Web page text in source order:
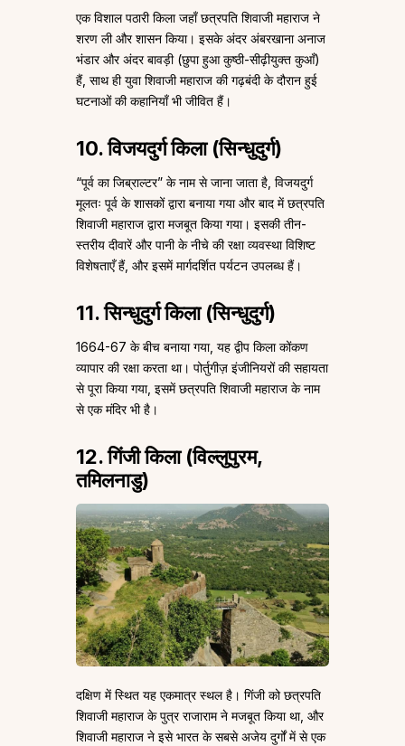
एक विशाल पठारी किला जहाँ छत्रपति शिवाजी महाराज ने
शरण ली और शासन किया। इसके अंदर अंबरखाना अनाज
भंडार और अंदर बावड़ी (छुपा हुआ कुष्ठी-सीढ़ीयुक्त कुआँ)
हैं, साथ ही युवा शिवाजी महाराज की गढ़बंदी के दौरान हुई
घटनाओं की कहानियाँ भी जीवित हैं।
10. विजयदुर्ग किला (सिन्धुदुर्ग)
“पूर्व का जिब्राल्टर” के नाम से जाना जाता है, विजयदुर्ग
मूलतः पूर्व के शासकों द्वारा बनाया गया और बाद में छत्रपति
शिवाजी महाराज द्वारा मजबूत किया गया। इसकी तीन-
स्तरीय दीवारें और पानी के नीचे की रक्षा व्यवस्था विशिष्ट
विशेषताएँ हैं, और इसमें मार्गदर्शित पर्यटन उपलब्ध हैं।
11. सिन्धुदुर्ग किला (सिन्धुदुर्ग)
1664-67 के बीच बनाया गया, यह द्वीप किला कोंकण
व्यापार की रक्षा करता था। पोर्तुगीज़ इंजीनियरों की सहायता
से पूरा किया गया, इसमें छत्रपति शिवाजी महाराज के नाम
से एक मंदिर भी है।
12. गिंजी किला (विल्लुपुरम,
तमिलनाडु)
दक्षिण में स्थित यह एकमात्र स्थल है। गिंजी को छत्रपति
शिवाजी महाराज के पुत्र राजाराम ने मजबूत किया था, और
शिवाजी महाराज ने इसे भारत के सबसे अजेय दुर्गों में से एक